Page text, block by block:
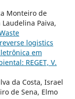
Monteiro de
Paiva,
logistics
em
REGET, V.
da Costa, Israel
de Sena, Elmo